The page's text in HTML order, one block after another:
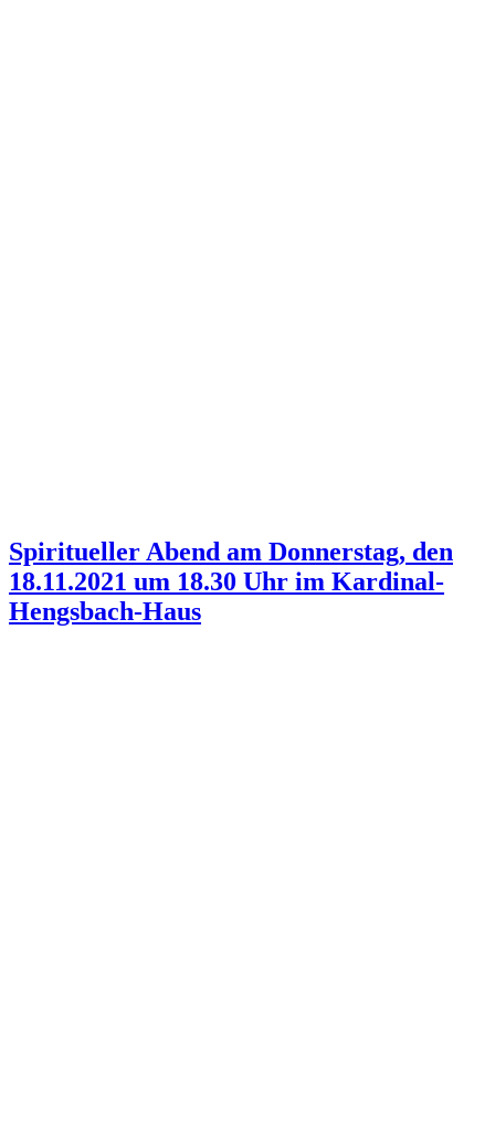
Spiritueller Abend am Donnerstag, den
18.11.2021 um 18.30 Uhr im Kardinal-
Hengsbach-Haus